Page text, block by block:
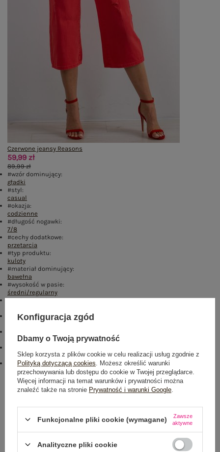
Czerwone jeansy Reasons
59,99 zł
89,99 zł
#wzór dominujący:
gładki
#styl:
casual
#okazja:
codzienne
#długość nogawki:
7/8
#cechy dodatkowe:
przetarcia
#typ produktu:
kuloty
#materiał dominujący:
bawełna
#wysokość w pasie:
średni/regularny
#styl nogawek:
#kieszenie:
z tyłu
97% bawełna ,3% elastan
pranie w pralce w 30°C
emblemat_FP:
txt_COTTON COMFORT#546070#FFFFFF,dół,lewo,col
Rozmiar: 34
Rozmiar: 36
Centrum Logistyczne Nadarzyn
Konfiguracja zgód
Dbamy o Twoją prywatność
Sklep korzysta z plików cookie w celu realizacji usług zgodnie z
Polityką dotyczącą cookies . Możesz określić warunki
przechowywania lub dostępu do cookie w Twojej przeglądarce.
Więcej informacji na temat warunków i prywatności można
znaleźć także na stronie Prywatność i warunki Google
Funkcjonalne pliki cookie (wymagane)
Zawsze
aktywne
Analityczne pliki cookie